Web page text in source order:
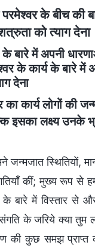
के बीच की
को त्याग देना
के बारे में अपनी
के कार्य के बारे
देना
का कार्य लोगों की
इसका लक्ष्य उनके
जन्मजात स्थितियों,
कीं; मुख्य रूप से
के बारे में विस्तार से
के जरिये क्या तुम
की कुछ समझ प्राप्त